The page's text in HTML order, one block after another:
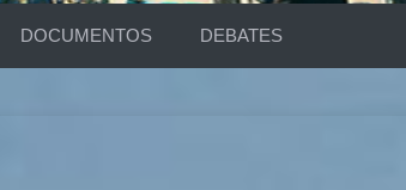
DOCUMENTOS DEBATES